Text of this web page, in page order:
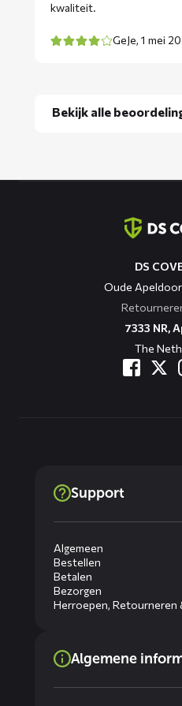
kwaliteit.
GeJe, 1 mei
Bekijk alle
DS
Oude
7333 NR,
The
Support
Algemeen
Bestellen
Betalen
Bezorgen
Herroepen, Retourneren
Algemene